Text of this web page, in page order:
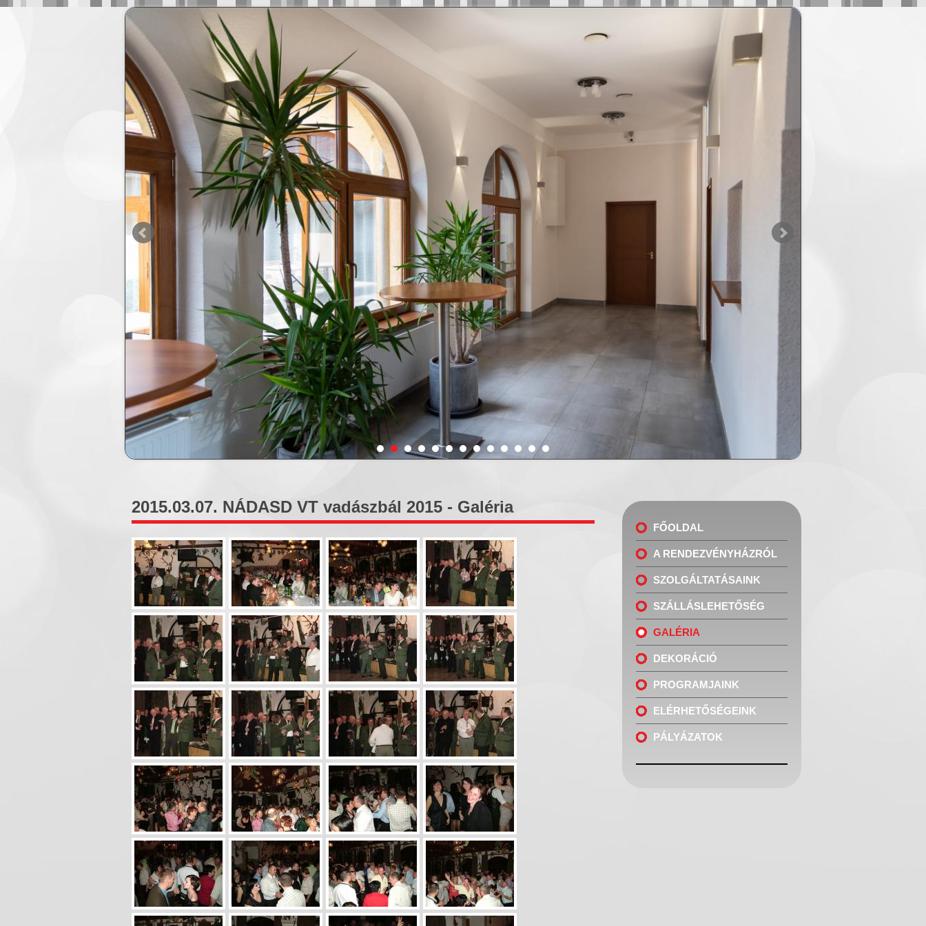
2015.03.07. NÁDASD VT vadászbál 2015 - Galéria
FŐOLDAL
A RENDEZVÉNYHÁZRÓL
SZOLGÁLTATÁSAINK
SZÁLLÁSLEHETŐSÉG
GALÉRIA
DEKORÁCIÓ
PROGRAMJAINK
ELÉRHETŐSÉGEINK
PÁLYÁZATOK